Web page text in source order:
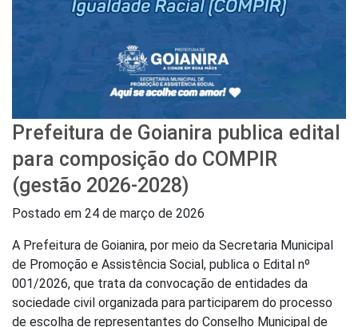
Prefeitura de Goianira publica edital
para composição do COMPIR
(gestão 2026-2028)
Postado em 24 de março de 2026
A Prefeitura de Goianira, por meio da Secretaria Municipal
de Promoção e Assistência Social, publica o Edital nº
001/2026, que trata da convocação de entidades da
sociedade civil organizada para participarem do processo
de escolha de representantes do Conselho Municipal de